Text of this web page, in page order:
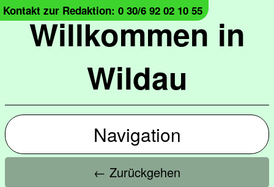
Willkommen in
Wildau
Kontakt zur Redaktion: 0 30/6 92 02 10 55
Navigation
← Zurückgehen